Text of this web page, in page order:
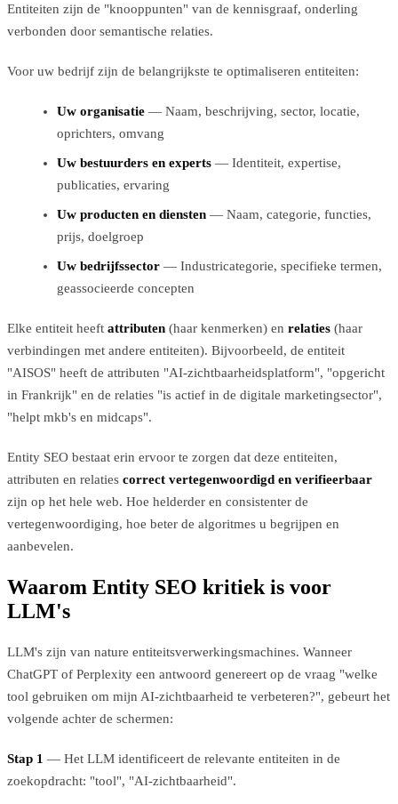
Entiteiten zijn de "knooppunten" van de kennisgraaf, onderling
verbonden door semantische relaties.
Voor uw bedrijf zijn de belangrijkste te optimaliseren entiteiten:
Uw organisatie — Naam, beschrijving, sector, locatie,
oprichters, omvang
Uw bestuurders en experts — Identiteit, expertise,
publicaties, ervaring
Uw producten en diensten — Naam, categorie, functies,
prijs, doelgroep
Uw bedrijfssector — Industricategorie, specifieke termen,
geassocieerde concepten
Elke entiteit heeft attributen (haar kenmerken) en relaties (haar
verbindingen met andere entiteiten). Bijvoorbeeld, de entiteit
"AISOS" heeft de attributen "AI-zichtbaarheidsplatform", "opgericht
in Frankrijk" en de relaties "is actief in de digitale marketingsector",
"helpt mkb's en midcaps".
Entity SEO bestaat erin ervoor te zorgen dat deze entiteiten,
attributen en relaties correct vertegenwoordigd en verifieerbaar
zijn op het hele web. Hoe helderder en consistenter de
vertegenwoordiging, hoe beter de algoritmes u begrijpen en
aanbevelen.
Waarom Entity SEO kritiek is voor
LLM's
LLM's zijn van nature entiteitsverwerkingsmachines. Wanneer
ChatGPT of Perplexity een antwoord genereert op de vraag "welke
tool gebruiken om mijn AI-zichtbaarheid te verbeteren?", gebeurt het
volgende achter de schermen:
Stap 1 — Het LLM identificeert de relevante entiteiten in de
zoekopdracht: "tool", "AI-zichtbaarheid".